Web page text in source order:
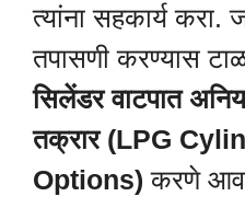
त्यांना सहकार्य करा.
तपासणी करण्यास
सिलेंडर वाटपात
तक्रार (LPG
Options) करणे